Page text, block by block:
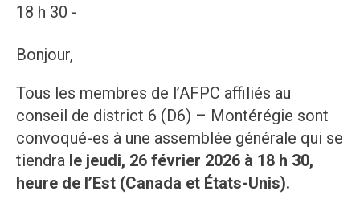
18 h 30 -
Bonjour,
Tous les membres de l’AFPC affiliés au
conseil de district 6 (D6) – Montérégie sont
convoqué-es à une assemblée générale qui se
tiendra le jeudi, 26 février 2026 à 18 h 30,
heure de l’Est (Canada et États-Unis).